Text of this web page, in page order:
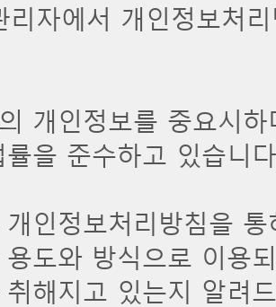
자에서 개인정보처
개인정보를 중요시
을 준수하고 있습니
개인정보처리방침을
용도와 방식으로 이용
취해지고 있는지 알려